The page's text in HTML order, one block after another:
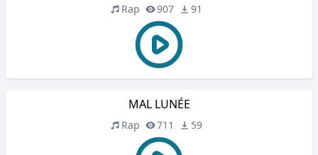
Rap 907 91
MAL LUNÉE
Rap 711 59